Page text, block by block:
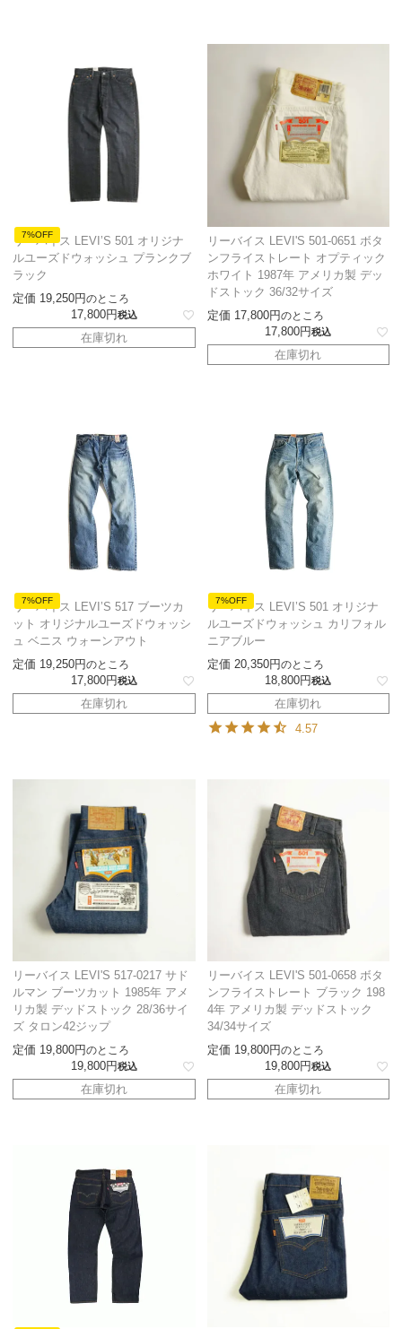
7%OFF
リーバイス LEVI’S 501 オリジナ
ルユーズドウォッシュ プランクブ
ラック
定価 19,250 のところ
17,800 税込
在庫切れ
リーバイス LEVI'S 501-0651 ボタ
ンフライストレート オプティック
ホワイト 1987年 アメリカ製 デッ
ドストック 36/32サイズ
定価 17,800 のところ
17,800 税込
在庫切れ
7%OFF
リーバイス LEVI’S 517 ブーツカ
ット オリジナルユーズドウォッシ
ュ ベニス ウォーンアウト
定価 19,250 のところ
17,800 税込
在庫切れ
7%OFF
リーバイス LEVI’S 501 オリジナ
ルユーズドウォッシュ カリフォル
ニアブルー
定価 20,350 のところ
18,800 税込
在庫切れ
4.57
リーバイス LEVI'S 517-0217 サド
ルマン ブーツカット 1985年 アメ
リカ製 デッドストック 28/36サイ
ズ タロン42ジップ
定価 19,800 のところ
19,800 税込
在庫切れ
リーバイス LEVI'S 501-0658 ボタ
ンフライストレート ブラック 198
4年 アメリカ製 デッドストック
34/34サイズ
定価 19,800 のところ
19,800 税込
在庫切れ